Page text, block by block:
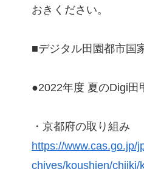
おきください。
■デジタル田園都市国
●2022年度 夏のDigi田
・京都府の取り組み
https://www.cas.go.jp/
chives/koushien/chiiki/